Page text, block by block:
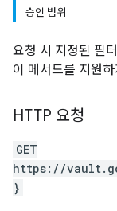
승인 범위
요청 시 지정된 필
이 메서드를 지원
HTTP 요청
GET
https://
}